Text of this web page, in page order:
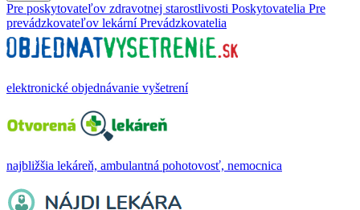
Pre poskytovateľov zdravotnej starostlivosti Poskytovatelia Pre
prevádzkovateľov lekární Prevádzkovatelia
elektronické objednávanie vyšetrení
najbližšia lekáreň, ambulantná pohotovosť, nemocnica